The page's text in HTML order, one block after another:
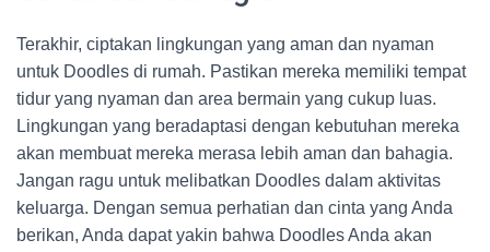
Terakhir, ciptakan lingkungan yang aman dan nyaman
untuk Doodles di rumah. Pastikan mereka memiliki tempat
tidur yang nyaman dan area bermain yang cukup luas.
Lingkungan yang beradaptasi dengan kebutuhan mereka
akan membuat mereka merasa lebih aman dan bahagia.
Jangan ragu untuk melibatkan Doodles dalam aktivitas
keluarga. Dengan semua perhatian dan cinta yang Anda
berikan, Anda dapat yakin bahwa Doodles Anda akan